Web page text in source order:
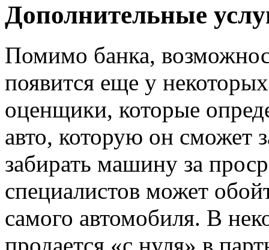
Дополнительные
Помимо банка,
появится еще у
оценщики, которые
авто, которую он сможет
забирать машину за
специалистов может
самого автомобиля. В